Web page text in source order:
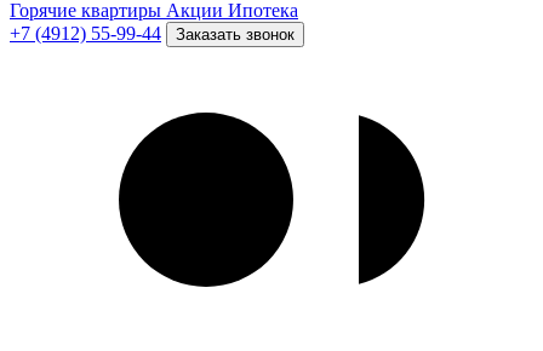
Горячие квартиры Акции Ипотека
+7 (4912) 55-99-44
Заказать звонок